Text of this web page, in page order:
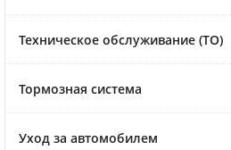
Техническое обслуживание (ТО)
Тормозная система
Уход за автомобилем